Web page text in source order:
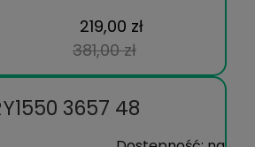
219,00 zł
381,00 zł
3657 48